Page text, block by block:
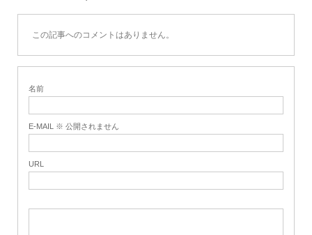
この記事へのコメントはありません。
名前
E-MAIL ※ 公開されません
URL